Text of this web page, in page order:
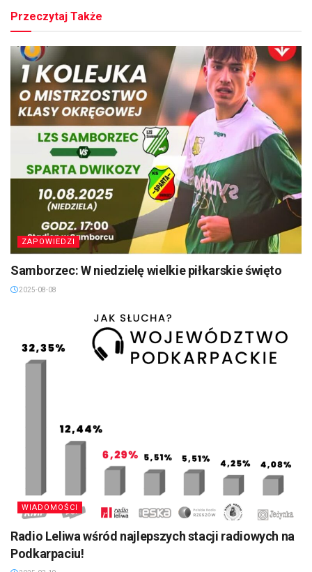
Przeczytaj Także
ZAPOWIEDZI
Samborzec: W niedzielę wielkie piłkarskie święto
2025-08-08
WIADOMOŚCI
Radio Leliwa wśród najlepszych stacji radiowych na
Podkarpaciu!